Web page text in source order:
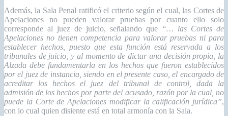
Además, la Sala Penal ratificó el criterio según el cual, las Cortes de
Apelaciones no pueden valorar pruebas por cuanto ello solo
corresponde al juez de juicio, señalando que “… las Cortes de
Apelaciones no tienen competencia para valorar pruebas ni para
establecer hechos, puesto que esta función está reservada a los
tribunales de juicio, y al momento de dictar una decisión propia, la
Alzada debe fundamentarla en los hechos que fueron establecidos
por el juez de instancia, siendo en el presente caso, el encargado de
acreditar los hechos el juez del tribunal de control, dada la
admisión de los hechos por parte del acusado, razón por la cual, no
puede la Corte de Apelaciones modificar la calificación jurídica”,
con lo cual quien disiente está en total armonía con la Sala.